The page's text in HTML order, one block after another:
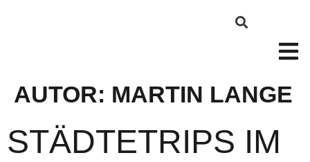
AUTOR: MARTIN LANGE
STÄDTETRIPS IM